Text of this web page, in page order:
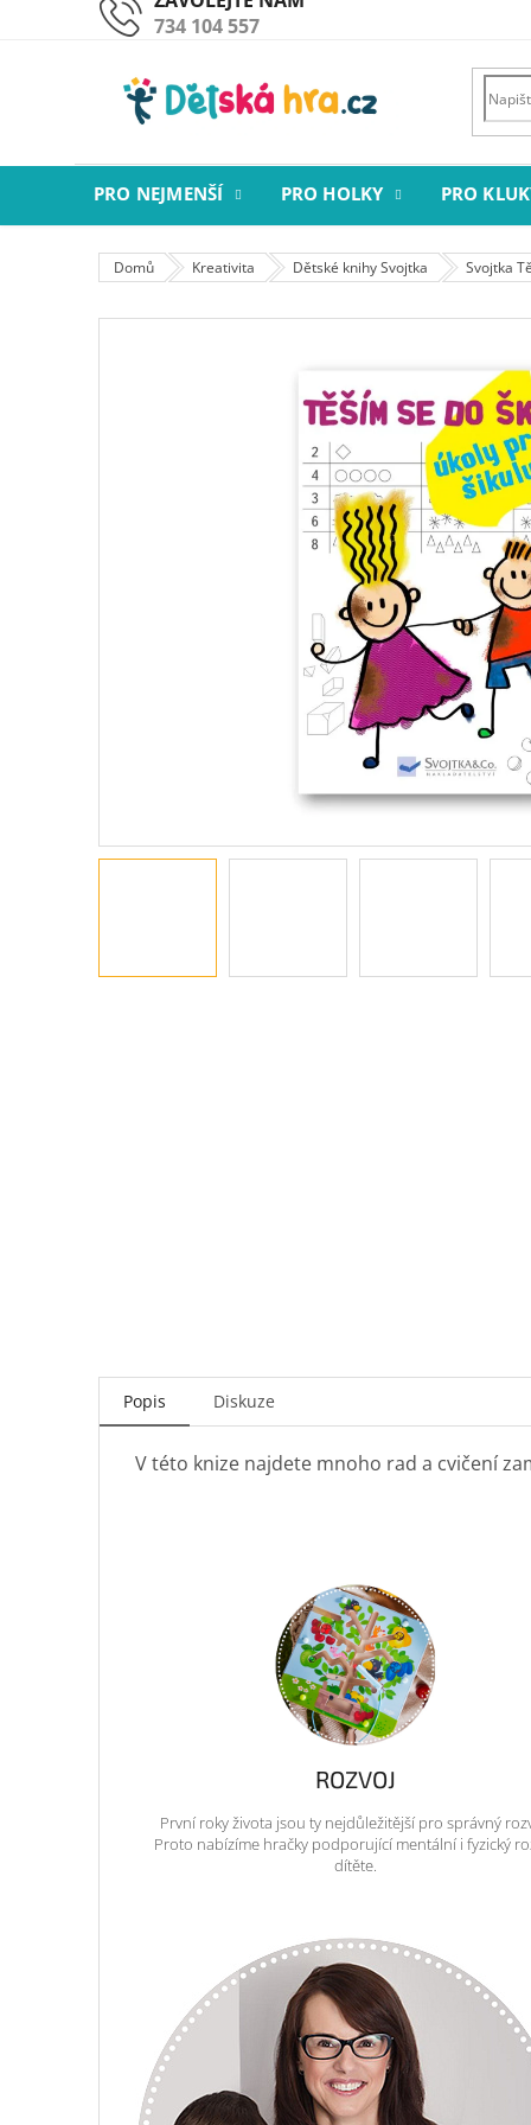
734 104 557
PRO NEJMENŠÍ PRO HOLKY PRO
Domů Kreativita Dětské knihy Svojtka Svojtka
Popis Diskuze
V této knize najdete mnoho rad a cvičení
ROZVOJ
První roky života jsou ty nejdůležitější pro správný
Proto nabízíme hračky podporující mentální i fyzický
dítěte.